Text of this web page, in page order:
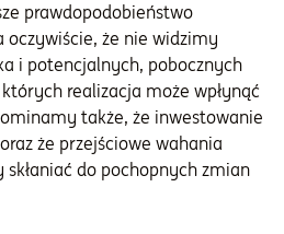
prawdopodobieństwo
oczywiście, że nie widzimy
i potencjalnych, pobocznych
realizacja może wpłynąć
także, że inwestowanie
że przejściowe wahania
do pochopnych zmian